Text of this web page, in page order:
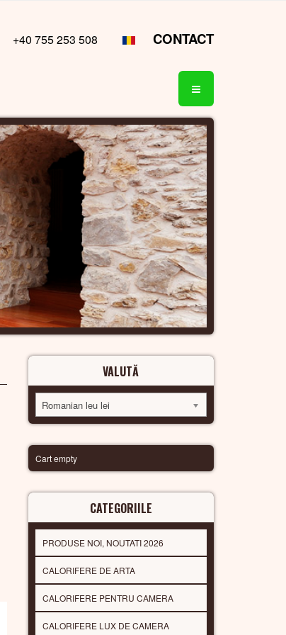
+40 755 253 508 CONTACT
VALUTĂ
Romanian leu lei
Cart empty
CATEGORIILE
PRODUSE NOI, NOUTATI 2026
CALORIFERE DE ARTA
CALORIFERE PENTRU CAMERA
CALORIFERE LUX DE CAMERA